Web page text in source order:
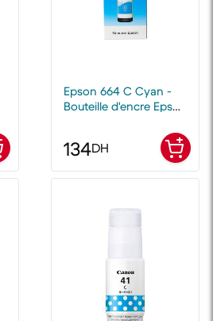
Epson 664 C Cyan -
Bouteille d'encre Epson
134DH